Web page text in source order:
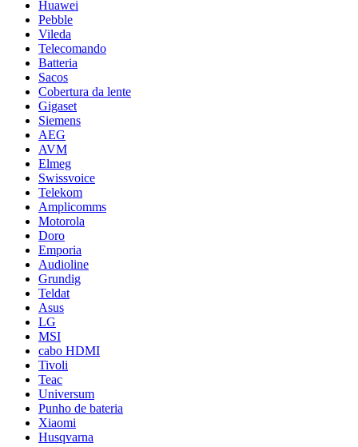
Huawei
Pebble
Vileda
Telecomando
Batteria
Sacos
Cobertura da lente
Gigaset
Siemens
AEG
AVM
Elmeg
Swissvoice
Telekom
Amplicomms
Motorola
Doro
Emporia
Audioline
Grundig
Teldat
Asus
LG
MSI
cabo HDMI
Tivoli
Teac
Universum
Punho de bateria
Xiaomi
Husqvarna